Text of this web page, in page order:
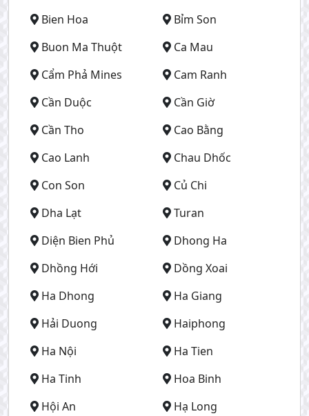
Bien Hoa
Bỉm Son
Buon Ma Thuột
Ca Mau
Cẩm Phả Mines
Cam Ranh
Cần Duộc
Cần Giờ
Cần Tho
Cao Bằng
Cao Lanh
Chau Dhốc
Con Son
Củ Chi
Dha Lạt
Turan
Diện Bien Phủ
Dhong Ha
Dhồng Hới
Dồng Xoai
Ha Dhong
Ha Giang
Hải Duong
Haiphong
Ha Nội
Ha Tien
Ha Tinh
Hoa Binh
Hội An
Hạ Long